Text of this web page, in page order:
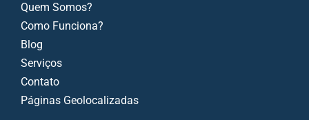
Quem Somos?
Como Funciona?
Blog
Serviços
Contato
Páginas Geolocalizadas